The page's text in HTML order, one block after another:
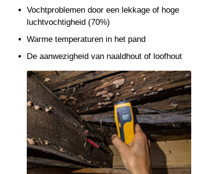
Vochtproblemen door een lekkage of hoge
luchtvochtigheid (70%)
Warme temperaturen in het pand
De aanwezigheid van naaldhout of loofhout